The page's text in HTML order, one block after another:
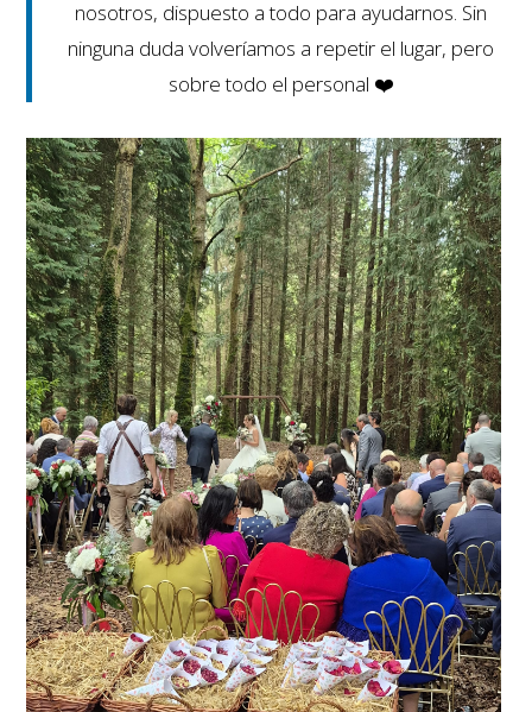
nosotros, dispuesto a todo para ayudarnos. Sin
ninguna duda volveríamos a repetir el lugar, pero
sobre todo el personal ❤️